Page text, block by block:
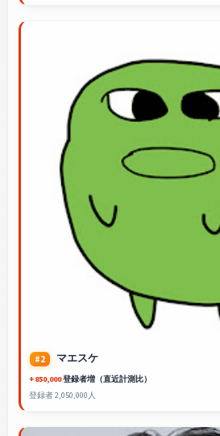
#2 マエスケ
+850,000登録者増（直近計測比）
登録者 2,050,000人